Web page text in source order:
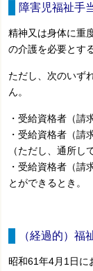
障害児福祉手
精神又は身体に重
の介護を必要とす
ただし、次のいず
ん。
・受給資格者（請
・受給資格者（請
（ただし、通所し
・受給資格者（請
とができるとき。
（経過的）福
昭和61年4月1日に